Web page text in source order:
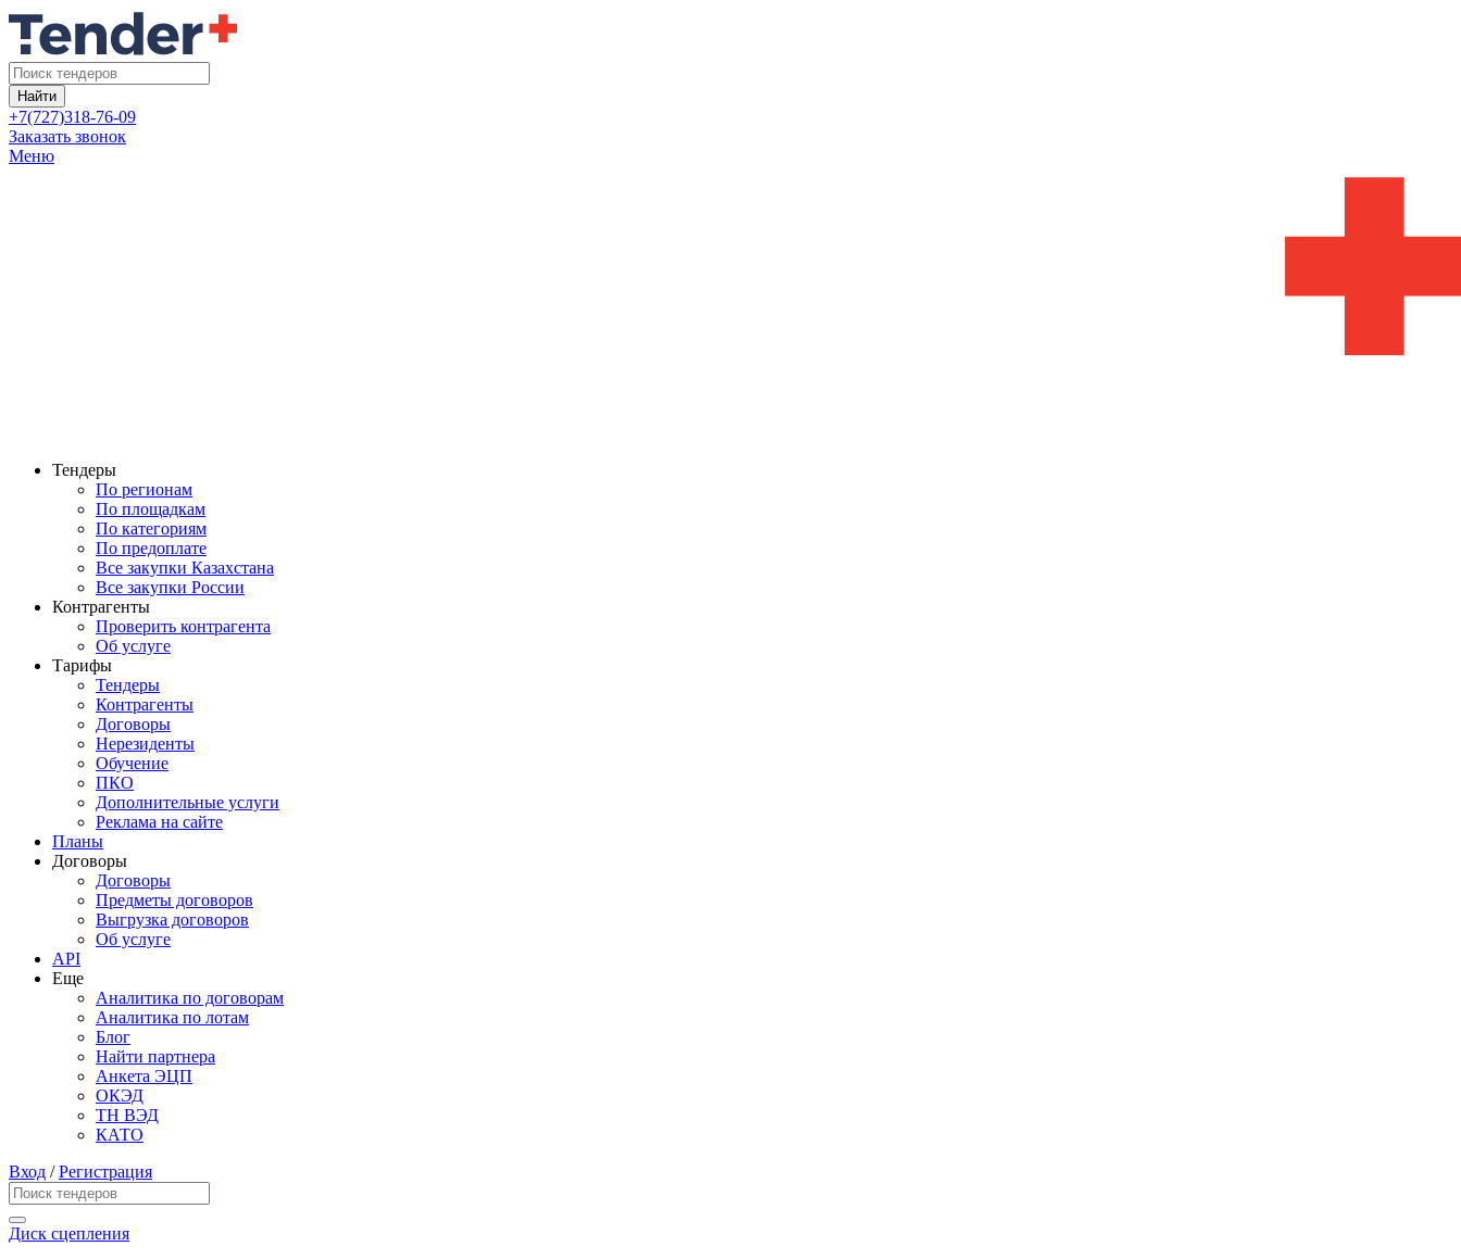
Найти
+7(727)318-76-09
Заказать звонок
Меню
Тендеры
По регионам
По площадкам
По категориям
По предоплате
Все закупки Казахстана
Все закупки России
Контрагенты
Проверить контрагента
Об услуге
Тарифы
Тендеры
Контрагенты
Договоры
Нерезиденты
Обучение
ПКО
Дополнительные услуги
Реклама на сайте
Планы
Договоры
Договоры
Предметы договоров
Выгрузка договоров
Об услуге
API
Еще
Аналитика по договорам
Аналитика по лотам
Блог
Найти партнера
Анкета ЭЦП
ОКЭД
ТН ВЭД
КАТО
Вход /Регистрация
Диск сцепления